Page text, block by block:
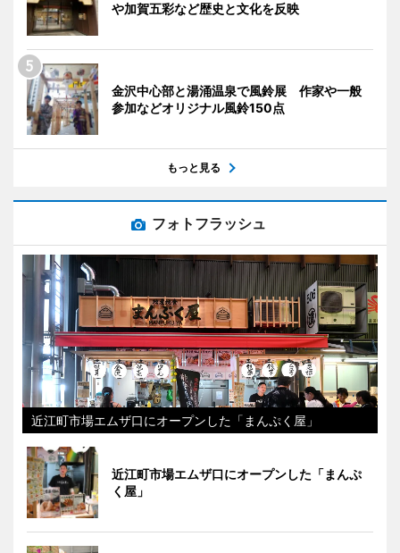
や加賀五彩など歴史と文化を反映
金沢中心部と湯涌温泉で風鈴展 作家や一般
参加などオリジナル風鈴150点
もっと見る
フォトフラッシュ
近江町市場エムザ口にオープンした「まんぷく屋」
近江町市場エムザ口にオープンした「まんぷ
く屋」